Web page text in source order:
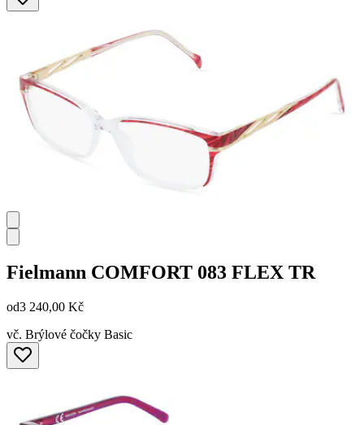
Fielmann COMFORT 083 FLEX TR
od3 240,00 Kč
vč. Brýlové čočky Basic